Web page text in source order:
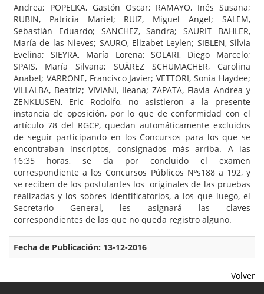
Andrea; POPELKA, Gastón Oscar; RAMAYO, Inés Susana;
RUBIN, Patricia Mariel; RUIZ, Miguel Angel; SALEM,
Sebastián Eduardo; SANCHEZ, Sandra; SAURIT BAHLER,
María de las Nieves; SAURO, Elizabet Leylen; SIBLEN, Silvia
Evelina; SIEYRA, María Lorena; SOLARI, Diego Marcelo;
SPAIS, María Silvana; SUÁREZ SCHUMACHER, Carolina
Anabel; VARRONE, Francisco Javier; VETTORI, Sonia Haydee;
VILLALBA, Beatriz; VIVIANI, Ileana; ZAPATA, Flavia Andrea y
ZENKLUSEN, Eric Rodolfo, no asistieron a la presente
instancia de oposición, por lo que de conformidad con el
artículo 78 del RGCP, quedan automáticamente excluidos
de seguir participando en los Concursos para los que se
encontraban inscriptos, consignados más arriba. A las
16:35 horas, se da por concluido el examen
correspondiente a los Concursos Públicos Nºs188 a 192, y
se reciben de los postulantes los originales de las pruebas
realizadas y los sobres identificatorios, a los que luego, el
Secretario General, les asignará las claves
correspondientes de las que no queda registro alguno.
Fecha de Publicación: 13-12-2016
Volver